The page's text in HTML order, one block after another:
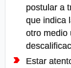
postular a
que indica
otro medio
Estar